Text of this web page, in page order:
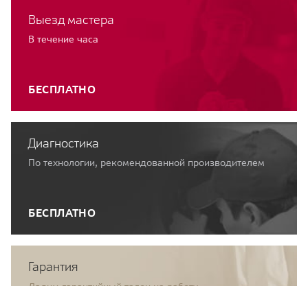
Выезд мастера
В течение часа
БЕСПЛАТНО
Диагностика
По технологии, рекомендованной производителем
БЕСПЛАТНО
Гарантия